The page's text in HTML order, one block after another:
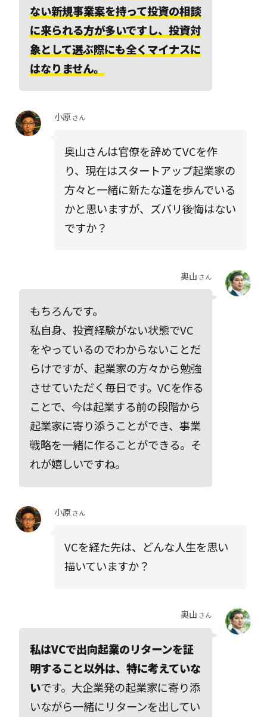
ない新規事業案を持って投資の相談
に来られる方が多いですし、投資対
象として選ぶ際にも全くマイナスに
はなりません。
小原さん
奥山さんは官僚を辞めてVCを作
り、現在はスタートアップ起業家の
方々と一緒に新たな道を歩んでいる
かと思いますが、ズバリ後悔はない
ですか？
奥山 さん
もちろんです。
私自身、投資経験がない状態でVC
をやっているのでわからないことだ
らけですが、起業家の方々から勉強
させていただく毎日です。VCを作る
ことで、今は起業する前の段階から
起業家に寄り添うことができ、事業
戦略を一緒に作ることができる。そ
れが嬉しいですね。
小原さん
VCを経た先は、どんな人生を思い
描いていますか？
奥山 さん
私はVCで出向起業のリターンを証
明すること以外は、特に考えていな
いです。大企業発の起業家に寄り添
いながら一緒にリターンを出してい